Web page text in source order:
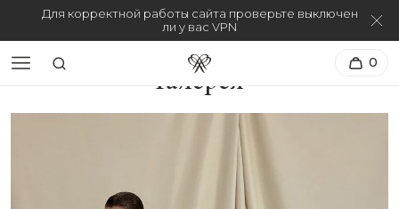
Для корректной работы сайта проверьте выключен
ли у вас VPN
0
Галерея